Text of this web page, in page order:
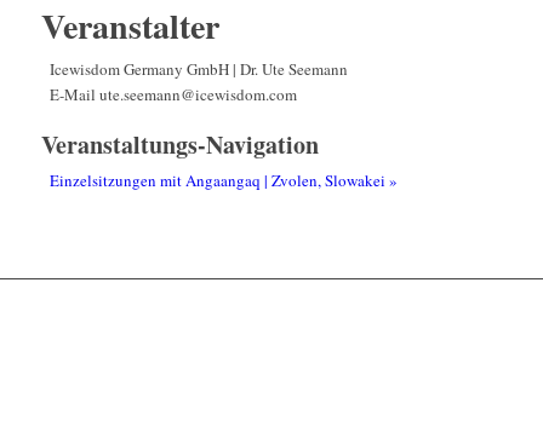
Veranstalter
Icewisdom Germany GmbH | Dr. Ute Seemann
E-Mail ute.seemann@icewisdom.com
Veranstaltungs-Navigation
Einzelsitzungen mit Angaangaq | Zvolen, Slowakei »